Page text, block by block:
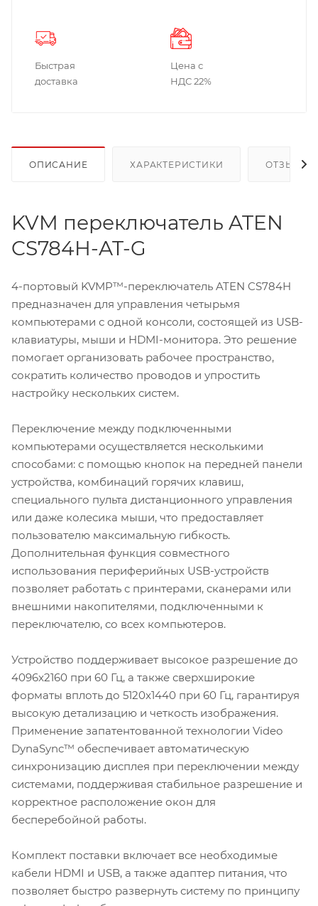
Быстрая
доставка
Цена с
НДС 22%
ОПИСАНИЕ ХАРАКТЕРИСТИКИ ОТЗЫВЫ
KVM переключатель ATEN
CS784H-AT-G
4-портовый KVMP™-переключатель ATEN CS784H
предназначен для управления четырьмя
компьютерами с одной консоли, состоящей из USB-
клавиатуры, мыши и HDMI-монитора. Это решение
помогает организовать рабочее пространство,
сократить количество проводов и упростить
настройку нескольких систем.
Переключение между подключенными
компьютерами осуществляется несколькими
способами: с помощью кнопок на передней панели
устройства, комбинаций горячих клавиш,
специального пульта дистанционного управления
или даже колесика мыши, что предоставляет
пользователю максимальную гибкость.
Дополнительная функция совместного
использования периферийных USB-устройств
позволяет работать с принтерами, сканерами или
внешними накопителями, подключенными к
переключателю, со всех компьютеров.
Устройство поддерживает высокое разрешение до
4096x2160 при 60 Гц, а также сверхширокие
форматы вплоть до 5120x1440 при 60 Гц, гарантируя
высокую детализацию и четкость изображения.
Применение запатентованной технологии Video
DynaSync™ обеспечивает автоматическую
синхронизацию дисплея при переключении между
системами, поддерживая стабильное разрешение и
корректное расположение окон для
бесперебойной работы.
Комплект поставки включает все необходимые
кабели HDMI и USB, а также адаптер питания, что
позволяет быстро развернуть систему по принципу